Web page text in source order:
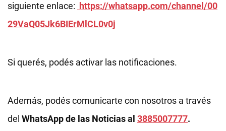
siguiente enlace: https://whatsapp.com/channel/00
29VaQ05Jk6BIErMlCL0v0j
Si querés, podés activar las notificaciones.
Además, podés comunicarte con nosotros a través
del WhatsApp de las Noticias al 3885007777.